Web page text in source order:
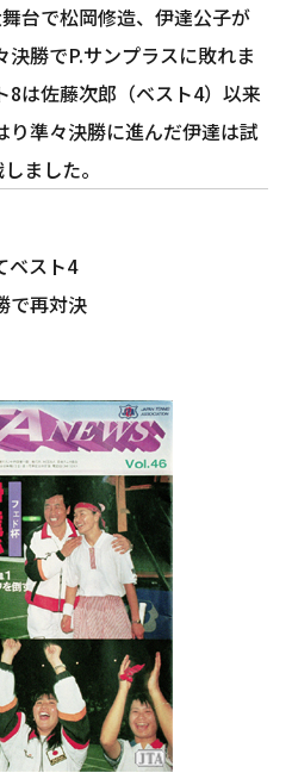
台で松岡修造、伊達公子が
勝でP.サンプラスに敗れま
8は佐藤次郎（ベスト4）以来
り準々決勝に進んだ伊達は試
ました。
ベスト4
で再対決